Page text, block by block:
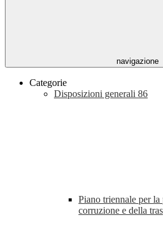
navigazione
Categorie
Disposizioni generali 86
Piano triennale per
corruzione e della